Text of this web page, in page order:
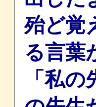
殆ど覚
る言葉
「私